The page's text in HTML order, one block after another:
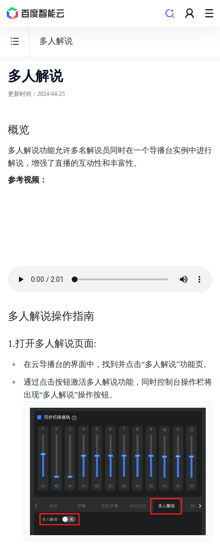
多人解说
智
能
平
ILSP
云导播
多人解说
更新时间 ： 2024-04-25
概览
多人解说功能允许多名解说员同时在一个导播台实例中进行
解说，增强了直播的互动性和丰富性。
参考视频：
多人解说操作指南
1.打开多人解说页面:
在云导播台的界面中，找到并点击“多人解说”功能页。
通过点击按钮激活多人解说功能，同时控制台操作栏将
出现“多人解说”操作按钮。